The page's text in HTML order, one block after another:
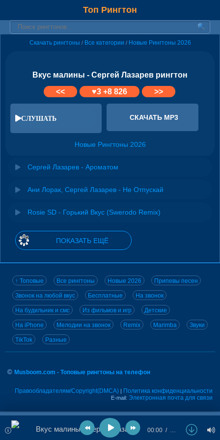
Топ Рингтон
Скачать рингтоны / Все категории / Новые Рингтоны 2026
Вкус малины - Сергей Лазарев рингтон
<<
♥3 +8 826 >>
СЛУШАТЬ СКАЧАТЬ MP3
Новые Рингтоны 2026
Сергей Лазарев - Ароматом
Ани Лорак, Сергей Лазарев - Не Отпускай
Rosie SD - Горький Вкус (Swerodo Remix)
ПОКАЗАТЬ ЕЩЁ
↑ Топовые Все рингтоны Новые 2026 Припевы песен
Звонок на любой вкус Бесплатные На звонок
На будильник и смс Из фильмов и игр Детские
На iPhone Мелодии на звонок Remix Marimba Звуки
TikTok Разные
© Musboom.com - Топовые рингтоны на телефон
Правообладателям/Copyright(DMCA) | Политика конфиденциальности
E-mail: Электронная почта для связи
Вкус малины - Сергей Лазарев 00:00 …